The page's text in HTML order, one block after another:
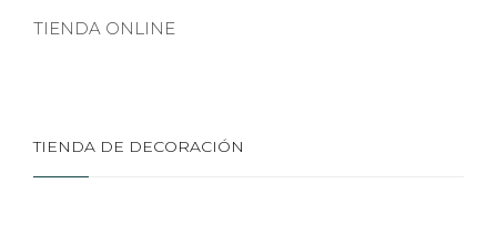
TIENDA ONLINE
TIENDA DE DECORACIÓN